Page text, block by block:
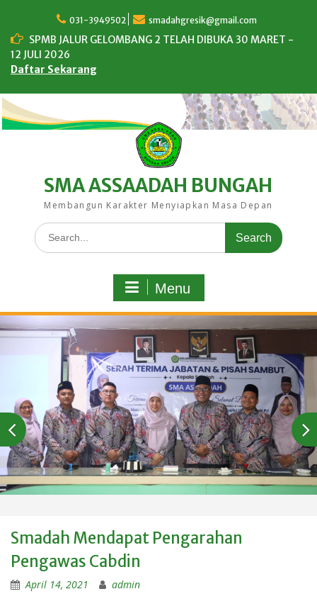
content
031-3949502 smadahgresik@gmail.com
SPMB JALUR GELOMBANG 2 TELAH DIBUKA 30 MARET -
12 JULI 2026
Daftar Sekarang
SMA ASSAADAH BUNGAH
Membangun Karakter Menyiapkan Masa Depan
Search
for:
Menu
Smadah Mendapat Pengarahan
Pengawas Cabdin
April 14, 2021 admin